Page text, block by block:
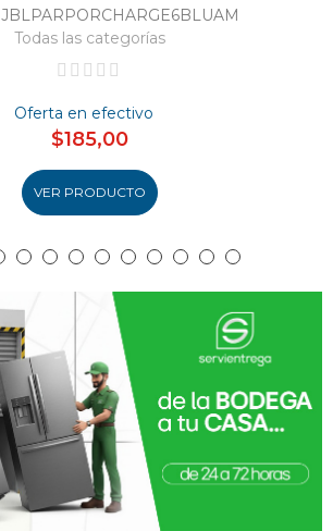
JBLPARPORCHARGE6BLUAM
Todas las categorías
Oferta en efectivo
$185,00
VER PRODUCTO